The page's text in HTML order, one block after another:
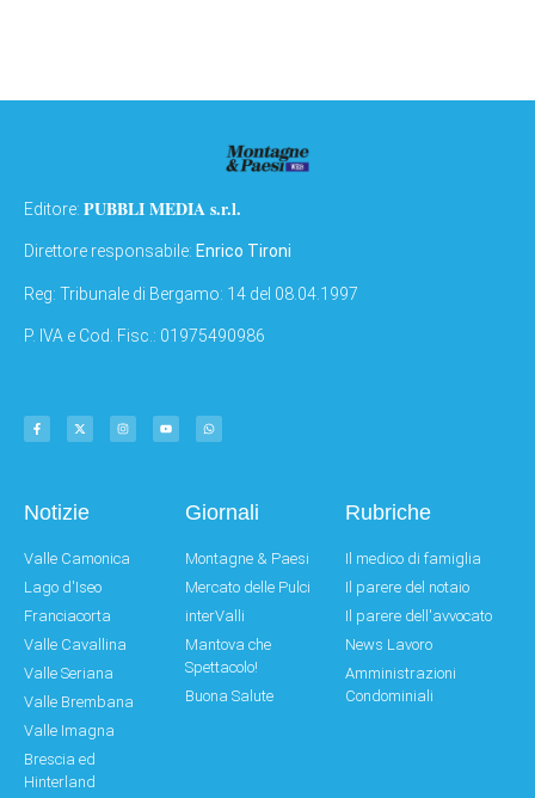
Editore: PUBBLI MEDIA s.r.l.
Direttore responsabile: Enrico Tironi
Reg: Tribunale di Bergamo: 14 del 08.04.1997
P. IVA e Cod. Fisc.: 01975490986
Notizie
Valle Camonica
Lago d'Iseo
Franciacorta
Valle Cavallina
Valle Seriana
Valle Brembana
Valle Imagna
Brescia ed
Hinterland
Giornali
Montagne & Paesi
Mercato delle Pulci
interValli
Mantova che
Spettacolo!
Buona Salute
Rubriche
Il medico di famiglia
Il parere del notaio
Il parere dell'avvocato
News Lavoro
Amministrazioni
Condominiali